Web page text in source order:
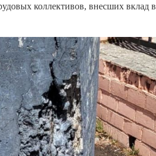
коллективов, внесших вклад в